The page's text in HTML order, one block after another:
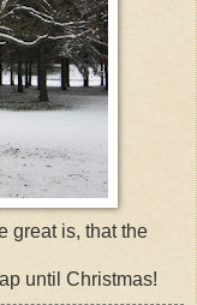
great is, that the
until Christmas!